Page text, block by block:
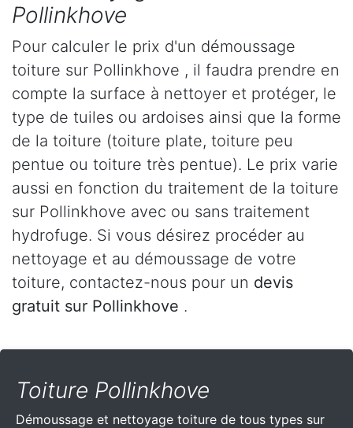
Pollinkhove
Pour calculer le prix d'un démoussage
toiture sur Pollinkhove , il faudra prendre en
compte la surface à nettoyer et protéger, le
type de tuiles ou ardoises ainsi que la forme
de la toiture (toiture plate, toiture peu
pentue ou toiture très pentue). Le prix varie
aussi en fonction du traitement de la toiture
sur Pollinkhove avec ou sans traitement
hydrofuge. Si vous désirez procéder au
nettoyage et au démoussage de votre
toiture, contactez-nous pour un devis
gratuit sur Pollinkhove .
Toiture Pollinkhove
Démoussage et nettoyage toiture de tous types sur